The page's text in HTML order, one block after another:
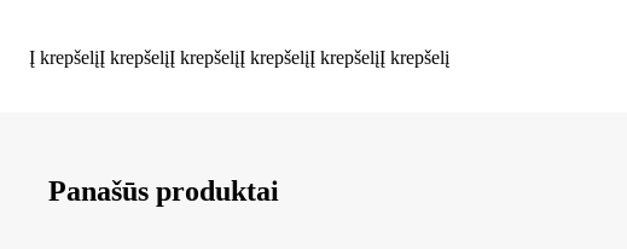
Į krepšelįĮ krepšelįĮ krepšelįĮ krepšelįĮ krepšelįĮ krepšelį
Panašūs produktai